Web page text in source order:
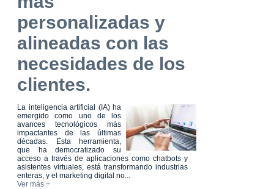
personalizadas y
alineadas con las
necesidades de los
clientes.
La inteligencia artificial (IA) ha
emergido como uno de los
avances tecnológicos más
impactantes de las últimas
décadas. Esta herramienta,
que ha democratizado su
acceso a través de aplicaciones como chatbots y
asistentes virtuales, está transformando industrias
enteras, y el marketing digital no...
Ver más +